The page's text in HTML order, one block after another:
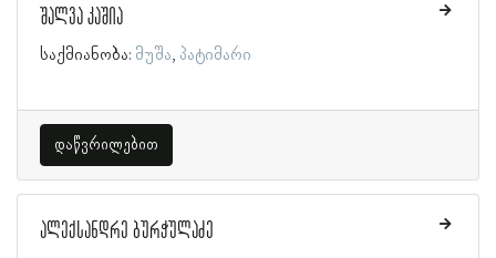
შალვა კაშია
საქმიანობა: მუშა პატიმარი
დაწვრილებით
ალექსანდრე ბურჭულაძე